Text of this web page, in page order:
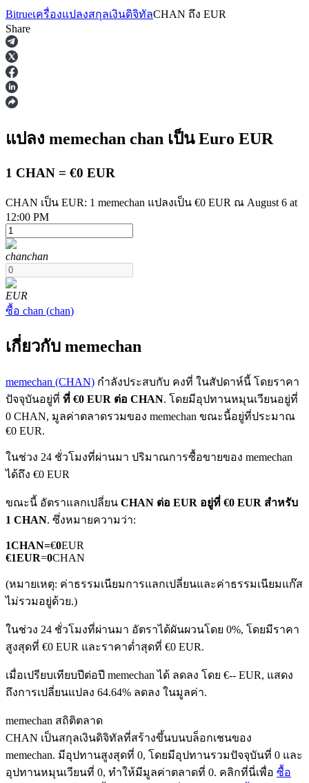
ฟิวเจอร์ส
ฟิวเจอร์สที่ใช้ USDT เป็นหลักประกัน
ฟิวเจอร์ส COIN-M
ฟิวเจอร์สสกุลเงินดิจิทัล
TradFi
ฟิวเจอร์ส USDC
ฟิวเจอร์สที่ใช้ USDC เป็นหลักประกัน
Bitrueเครื่องแปลงสกุลเงินดิจิทัลCHAN ถึง EUR
Share
แปลง memechan chan เป็น Euro EUR
1 CHAN = €0 EUR
CHAN เป็น EUR: 1 memechan แปลงเป็น €0 EUR ณ August 6 at
12:00 PM
chanchan
EUR
ซื้อ chan (chan)
เกี่ยวกับ memechan
memechan (CHAN) กำลังประสบกับ คงที่ ในสัปดาห์นี้ โดยราคา
ปัจจุบันอยู่ที่ ที่ €0 EUR ต่อ CHAN. โดยมีอุปทานหมุนเวียนอยู่ที่
0 CHAN, มูลค่าตลาดรวมของ memechan ขณะนี้อยู่ที่ประมาณ
€0 EUR.
ในช่วง 24 ชั่วโมงที่ผ่านมา ปริมาณการซื้อขายของ memechan
ได้ถึง €0 EUR
ขณะนี้ อัตราแลกเปลี่ยน CHAN ต่อ EUR อยู่ที่ €0 EUR สำหรับ
1 CHAN. ซึ่งหมายความว่า:
1CHAN=€0EUR
€1EUR=0CHAN
(หมายเหตุ: ค่าธรรมเนียมการแลกเปลี่ยนและค่าธรรมเนียมแก๊ส
ไม่รวมอยู่ด้วย.)
ในช่วง 24 ชั่วโมงที่ผ่านมา อัตราได้ผันผวนโดย 0%, โดยมีราคา
สูงสุดที่ €0 EUR และราคาต่ำสุดที่ €0 EUR.
เมื่อเปรียบเทียบปีต่อปี memechan ได้ ลดลง โดย €-- EUR, แสดง
ถึงการเปลี่ยนแปลง 64.64% ลดลง ในมูลค่า.
memechan สถิติตลาด
CHAN เป็นสกุลเงินดิจิทัลที่สร้างขึ้นบนบล็อกเชนของ
memechan. มีอุปทานสูงสุดที่ 0, โดยมีอุปทานรวมปัจจุบันที่ 0 และ
อุปทานหมุนเวียนที่ 0, ทำให้มีมูลค่าตลาดที่ 0. คลิกที่นี่เพื่อ ซื้อ